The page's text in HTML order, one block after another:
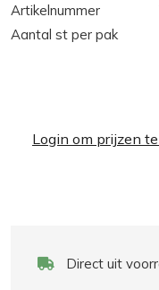
Artikelnummer
Aantal st per pak
Login om prijzen
Direct uit